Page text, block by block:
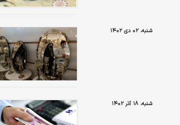
شنبه، ۰۲ دی ۱۴۰۲
شنبه، ۱۸ آذر ۱۴۰۲